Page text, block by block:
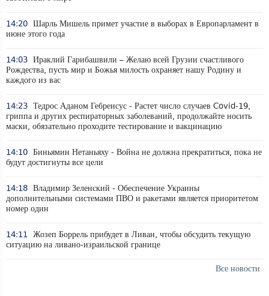
14:20 Шарль Мишель примет участие в выборах в Европарламент в
июне этого года
14:03 Ираклий Гарибашвили – Желаю всей Грузии счастливого
Рождества, пусть мир и Божья милость охраняет нашу Родину и
каждого из вас
14:23 Тедрос Аданом Гебреисус - Растет число случаев Covid-19,
гриппа и других респираторных заболеваний, продолжайте носить
маски, обязательно проходите тестирование и вакцинацию
14:10 Биньямин Нетаньяху - Война не должна прекратиться, пока не
будут достигнуты все цели
14:18 Владимир Зеленский - Обеспечение Украины
дополнительными системами ПВО и ракетами является приоритетом
номер один
14:11 Жозеп Боррель прибудет в Ливан, чтобы обсудить текущую
ситуацию на ливано-израильской границе
Все новости